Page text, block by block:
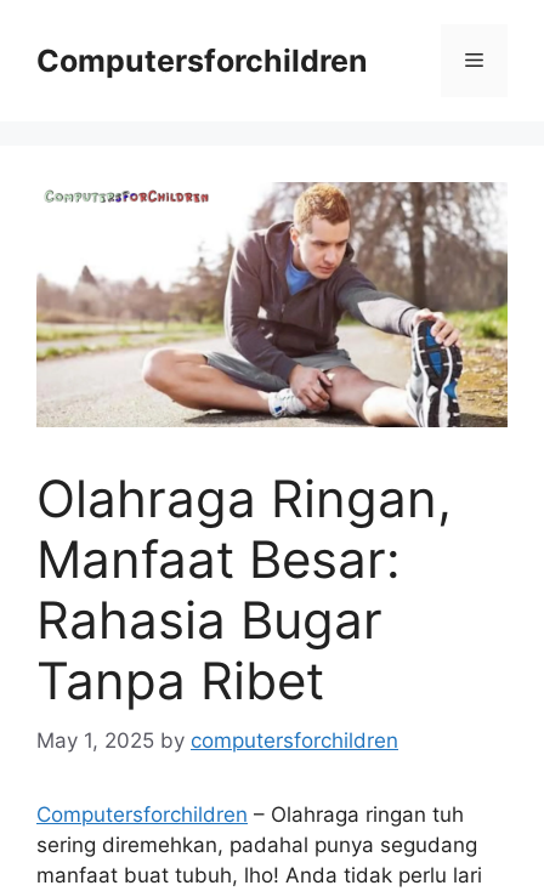
contentComputersforchildren Menu
Olahraga Ringan,
Manfaat Besar:
Rahasia Bugar
Tanpa Ribet
May 1, 2025 by computersforchildren
Computersforchildren – Olahraga ringan tuh
sering diremehkan, padahal punya segudang
manfaat buat tubuh, lho! Anda tidak perlu lari